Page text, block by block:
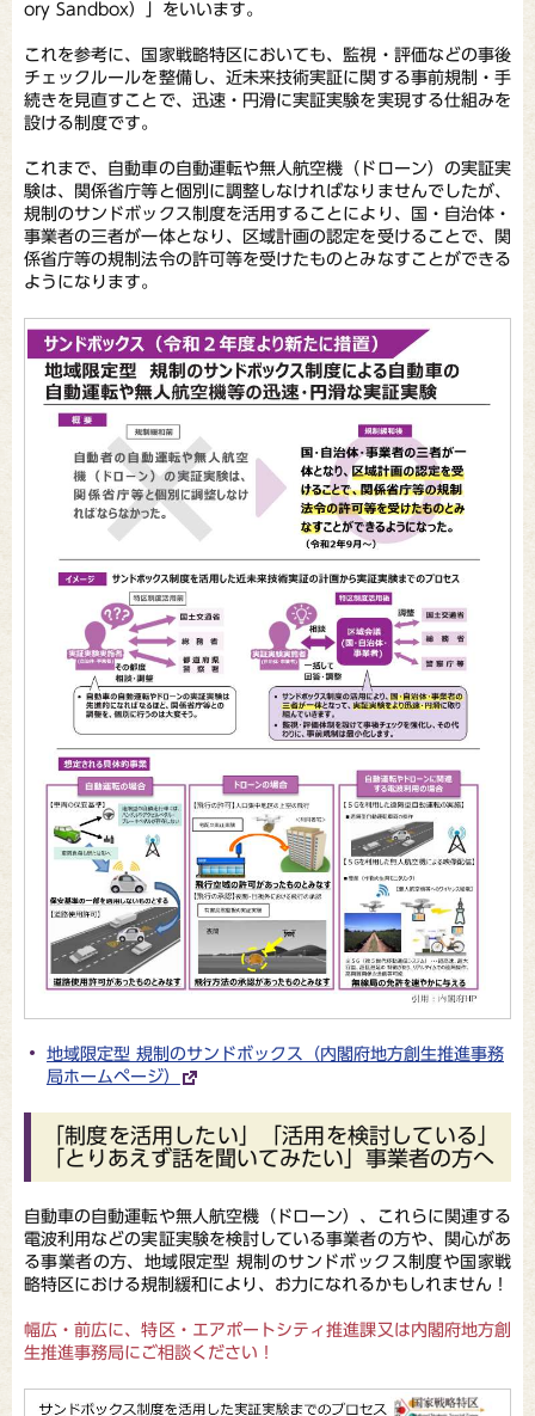
ory Sandbox）」をいいます。
これを参考に、国家戦略特区においても、監視・評価などの事後
チェックルールを整備し、近未来技術実証に関する事前規制・手
続きを見直すことで、迅速・円滑に実証実験を実現する仕組みを
設ける制度です。
これまで、自動車の自動運転や無人航空機（ドローン）の実証実
験は、関係省庁等と個別に調整しなければなりませんでしたが、
規制のサンドボックス制度を活用することにより、国・自治体・
事業者の三者が一体となり、区域計画の認定を受けることで、関
係省庁等の規制法令の許可等を受けたものとみなすことができる
ようになります。
地域限定型 規制のサンドボックス（内閣府地方創生推進事務
局ホームページ）
「制度を活用したい」「活用を検討している」
「とりあえず話を聞いてみたい」事業者の方へ
自動車の自動運転や無人航空機（ドローン）、これらに関連する
電波利用などの実証実験を検討している事業者の方や、関心があ
る事業者の方、地域限定型 規制のサンドボックス制度や国家戦
略特区における規制緩和により、お力になれるかもしれません！
幅広・前広に、特区・エアポートシティ推進課又は内閣府地方創
生推進事務局にご相談ください！